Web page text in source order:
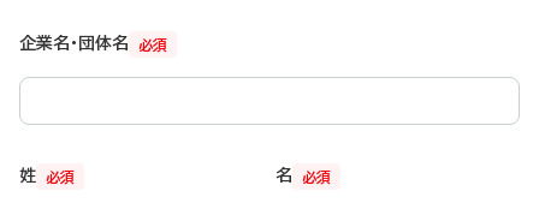
必須
企業名・団体名
必須
姓 必須
名